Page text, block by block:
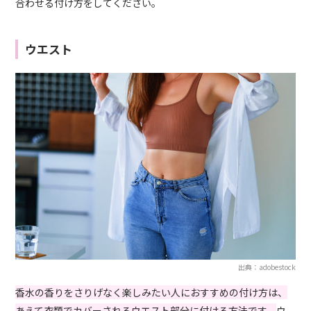
合わせる付け方をしてください。
ウエスト
出典：adobestock
香水の香りをさりげなく楽しみたい人におすすめの付け方は、